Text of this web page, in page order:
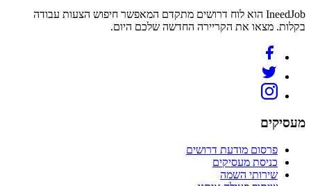
IneedJob הוא לוח דרושים מתקדם המאפשר חיפוש הצעות עבודה
בקלות. מצאו את הקריירה החדשה שלכם היום.
מעסיקים
פרסום מודעת דרושים
כניסת מעסיקים
שירותי השמה